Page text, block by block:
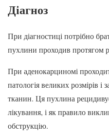
Діагноз
При діагностиці потрібно
пухлини проходив протягом
При аденокарциномі
патологія великих розмірів і
тканин. Ця пухлина
лікування, і як правило
обструкцію.